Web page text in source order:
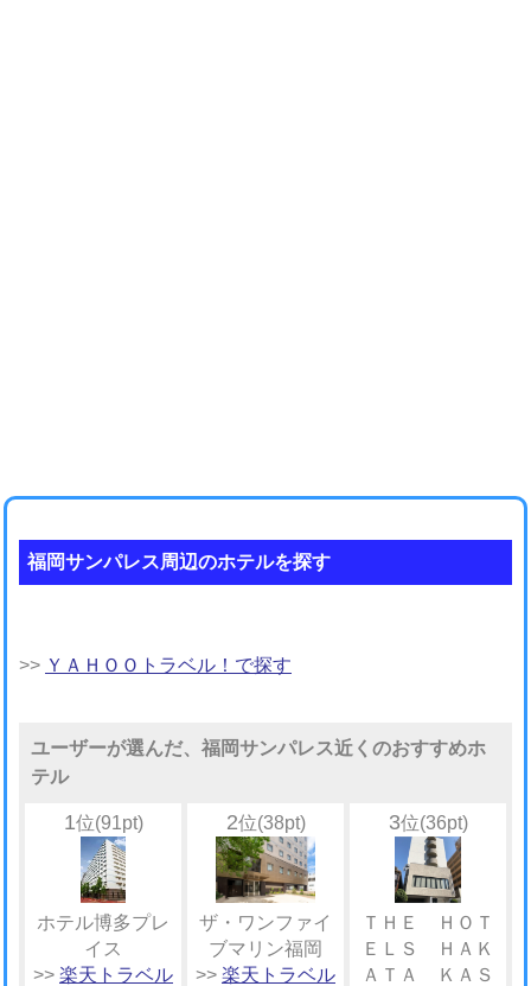
福岡サンパレス周辺のホテルを探す
>> ＹＡＨＯＯトラベル！で探す
ユーザーが選んだ、福岡サンパレス近くのおすすめホ
テル
1位(91pt)
ホテル博多プレ
イス
>> 楽天トラベル
2位(38pt)
ザ・ワンファイ
ブマリン福岡
>> 楽天トラベル
3位(36pt)
ＴＨＥ ＨＯＴ
ＥＬＳ ＨＡＫ
ＡＴＡ ＫＡＳ